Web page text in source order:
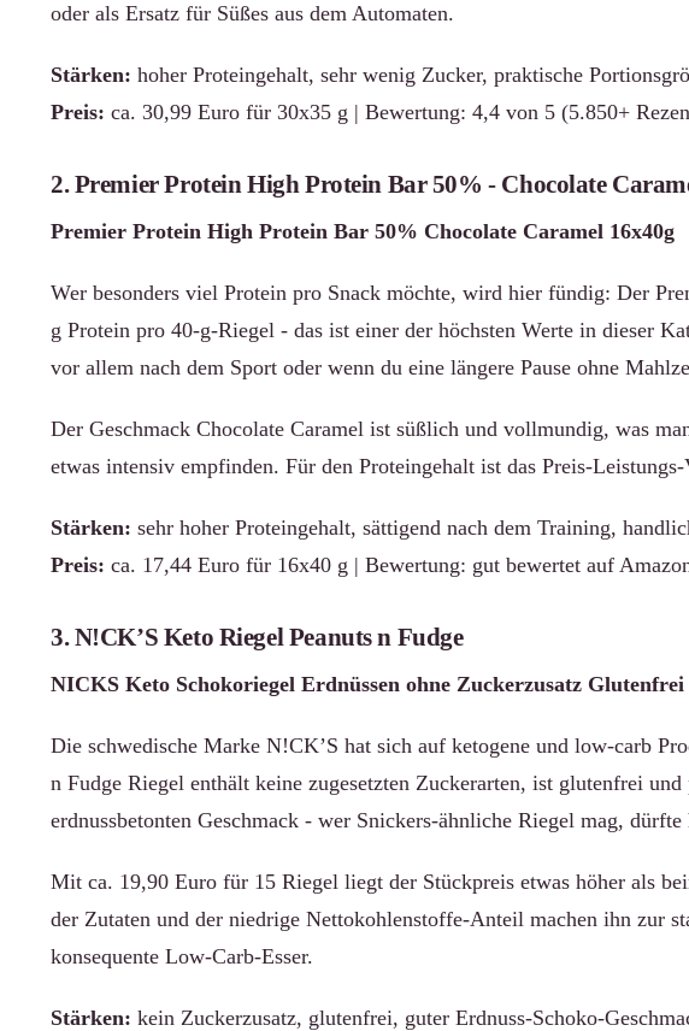
oder als Ersatz für Süßes aus dem Automaten.
Stärken: hoher Proteingehalt, sehr wenig Zucker, praktische
Preis: ca. 30,99 Euro für 30x35 g | Bewertung: 4,4 von 5 (5.850+
2. Premier Protein High Protein Bar 50% - Chocolate
Premier Protein High Protein Bar 50% Chocolate Caramel 16x40g
Wer besonders viel Protein pro Snack möchte, wird hier fündig: Der
g Protein pro 40-g-Riegel - das ist einer der höchsten Werte in dieser
vor allem nach dem Sport oder wenn du eine längere Pause ohne
Der Geschmack Chocolate Caramel ist süßlich und vollmundig, was
etwas intensiv empfinden. Für den Proteingehalt ist das Preis-
Stärken: sehr hoher Proteingehalt, sättigend nach dem Training,
Preis: ca. 17,44 Euro für 16x40 g | Bewertung: gut bewertet auf
3. N!CK’S Keto Riegel Peanuts n Fudge
NICKS Keto Schokoriegel Erdnüssen ohne Zuckerzusatz Glutenfrei
Die schwedische Marke N!CK’S hat sich auf ketogene und low-carb
n Fudge Riegel enthält keine zugesetzten Zuckerarten, ist glutenfrei
erdnussbetonten Geschmack - wer Snickers-ähnliche Riegel mag,
Mit ca. 19,90 Euro für 15 Riegel liegt der Stückpreis etwas höher als
der Zutaten und der niedrige Nettokohlenstoffe-Anteil machen ihn zur
konsequente Low-Carb-Esser.
Stärken: kein Zuckerzusatz, glutenfrei, guter Erdnuss-Schoko-